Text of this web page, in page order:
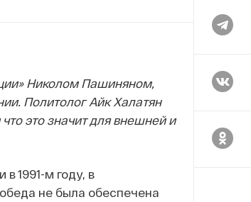
Николом Пашиняном,
Политолог Айк Халатян
это значит для внешней и
1991-м году, в
не была обеспечена